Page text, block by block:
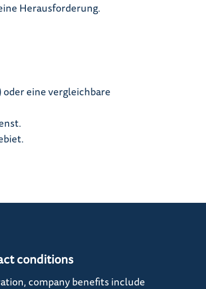
Herausforderung.
eine vergleichbare
conditions
company benefits include